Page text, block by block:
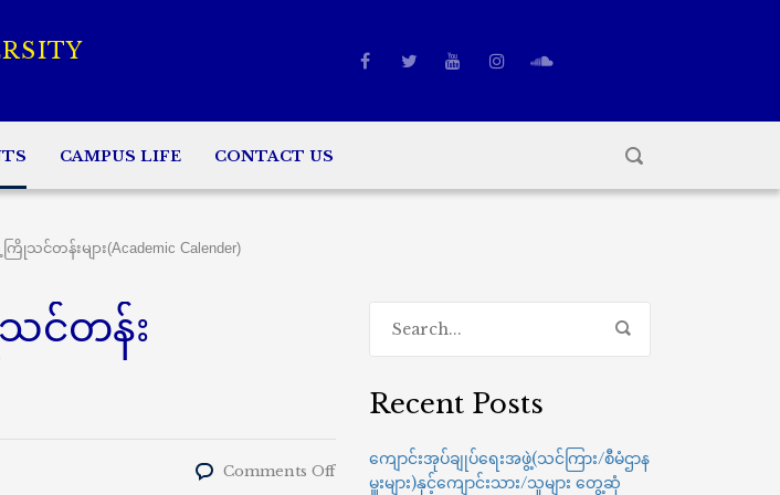
CAMPUS LIFE CONTACT US
သင်တန်းများ(Academic Calender)
င်တန်း
Comments Offon
Recent Posts
ကျောင်းအုပ်ချုပ်ရေးအဖွဲ့(သင်ကြား/စီမံဌာန
မှူးများ)နှင့်ကျောင်းသား/သူများ တွေ့ဆုံ